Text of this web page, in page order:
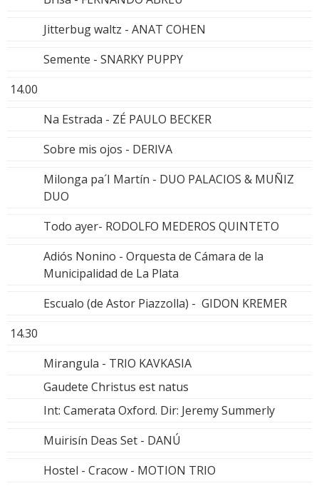
Jitterbug waltz - ANAT COHEN
Semente - SNARKY PUPPY
14.00
Na Estrada - ZÉ PAULO BECKER
Sobre mis ojos - DERIVA
Milonga pa´I Martín - DUO PALACIOS & MUÑIZ
DUO
Todo ayer- RODOLFO MEDEROS QUINTETO
Adiós Nonino - Orquesta de Cámara de la
Municipalidad de La Plata
Escualo (de Astor Piazzolla) - GIDON KREMER
14.30
Mirangula - TRIO KAVKASIA
Gaudete Christus est natus
Int: Camerata Oxford. Dir: Jeremy Summerly
Muirisín Deas Set - DANÚ
Hostel - Cracow - MOTION TRIO